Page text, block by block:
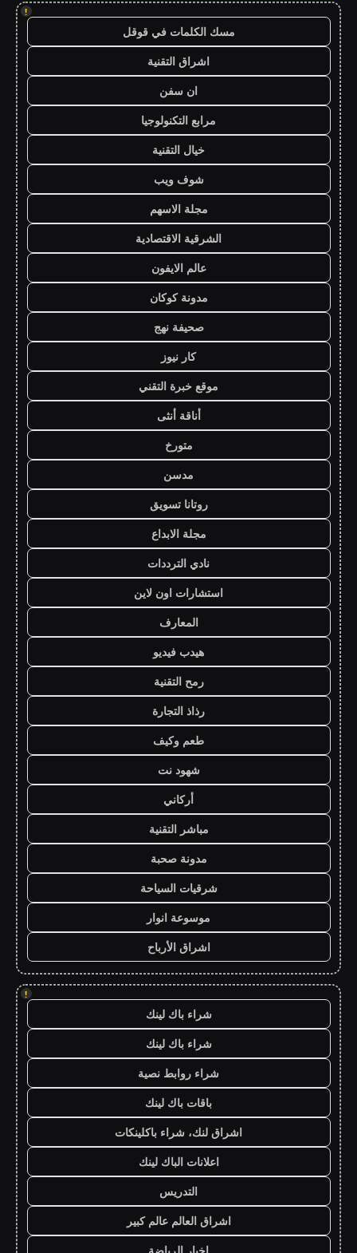
!
مسك الكلمات في قوقل
اشراق التقنية
ان سفن
مرابع التكنولوجيا
خيال التقنية
شوف ويب
مجلة الاسهم
الشرقية الاقتصادية
عالم الايفون
مدونة كوكان
صحيفة نهج
كار نيوز
موقع خبرة التقني
أناقة أنثى
متورخ
مدسن
روتانا تسويق
مجلة الابداع
نادي الترددات
استشارات اون لاين
المعارف
هيدب فيديو
رمح التقنية
رذاذ التجارة
طعم وكيف
شهود نت
أركاني
مباشر التقنية
مدونة صحبة
شرقيات السياحة
موسوعة انوار
اشراق الأرباح
!
شراء باك لينك
شراء باك لينك
شراء روابط نصية
باقات باك لينك
اشراق لنك، شراء باكلينكات
اعلانات الباك لينك
التدريس
اشراق العالم عالم كبير